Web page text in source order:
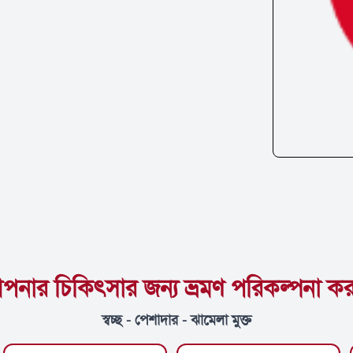
চিকিৎসার জন্য ভ্রমণ পরিকল্পনা
স্বচ্ছ - পেশাদার - ঝামেলা মুক্ত